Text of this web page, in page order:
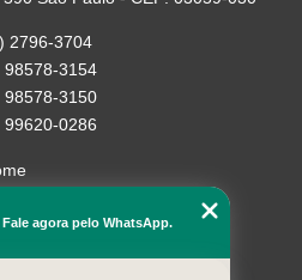
2796-3704
98578-3154
98578-3150
99620-0286
agora pelo WhatsApp.